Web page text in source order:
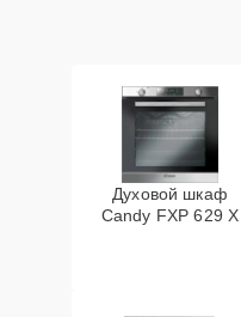
Духовой шкаф
Candy FXP 629 X